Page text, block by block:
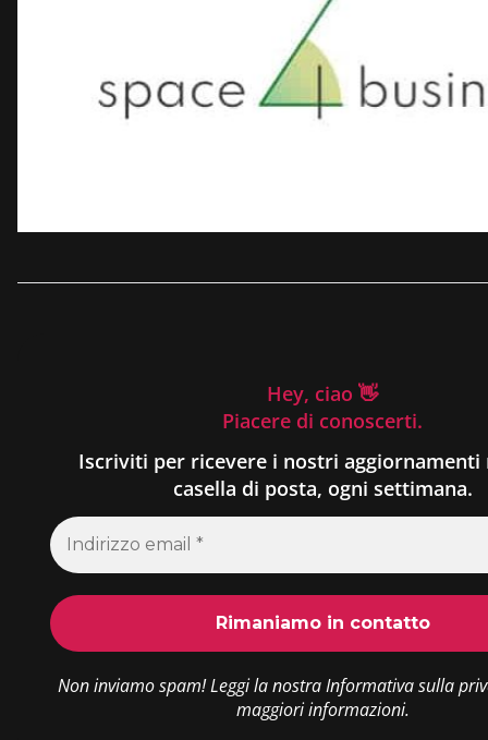
Hey, ciao 👋
Piacere di conoscerti.
Iscriviti per ricevere i nostri aggiornamenti
casella di posta, ogni settimana.
Non inviamo spam! Leggi la nostraInformativa sulla
maggiori informazioni.